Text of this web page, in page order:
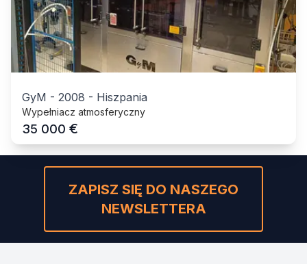
GyM - 2008 - Hiszpania
Wypełniacz atmosferyczny
35 000 €
ZAPISZ SIĘ DO NASZEGO
NEWSLETTERA